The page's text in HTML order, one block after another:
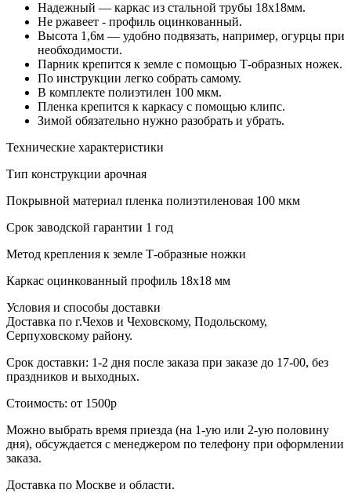
Надежный — каркас из стальной трубы 18х18мм.
Не ржавеет - профиль оцинкованный.
Высота 1,6м — удобно подвязать, например, огурцы при
необходимости.
Парник крепится к земле с помощью Т-образных ножек.
По инструкции легко собрать самому.
В комплекте полиэтилен 100 мкм.
Пленка крепится к каркасу с помощью клипс.
Зимой обязательно нужно разобрать и убрать.
Технические характеристики
Тип конструкции арочная
Покрывной материал пленка полиэтиленовая 100 мкм
Срок заводской гарантии 1 год
Метод крепления к земле Т-образные ножки
Каркас оцинкованный профиль 18х18 мм
Условия и способы доставки
Доставка по г.Чехов и Чеховскому, Подольскому,
Серпуховскому району.
Срок доставки: 1-2 дня после заказа при заказе до 17-00, без
праздников и выходных.
Стоимость: от 1500р
Можно выбрать время приезда (на 1-ую или 2-ую половину
дня), обсуждается с менеджером по телефону при оформлении
заказа.
Доставка по Москве и области.